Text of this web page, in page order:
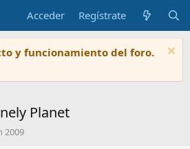
Acceder Regístrate
y funcionamiento del foro.
Planet
2009